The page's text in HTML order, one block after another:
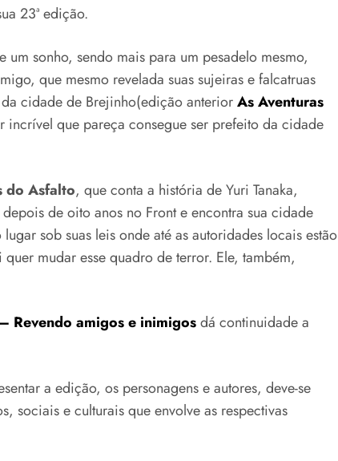
23ª edição.
um sonho, sendo mais para um pesadelo mesmo,
que mesmo revelada suas sujeiras e falcatruas
cidade de Brejinho(edição anteriorAs Aventuras
incrível que pareça consegue ser prefeito da cidade
do Asfalto, que conta a história de Yuri Tanaka,
de oito anos no Front e encontra sua cidade
sob suas leis onde até as autoridades locais estão
mudar esse quadro de terror. Ele, também,
Revendo amigos e inimigosdá continuidade a
a edição, os personagens e autores, deve-se
sociais e culturais que envolve as respectivas